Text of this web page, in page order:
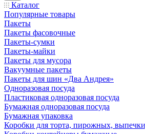
Каталог
Популярные товары
Пакеты
Пакеты фасовочные
Пакеты-сумки
Пакеты-майки
Пакеты для мусора
Вакуумные пакеты
Пакеты для шин «Два Андрея»
Одноразовая посуда
Пластиковая одноразовая посуда
Бумажная одноразовая посуда
Бумажная упаковка
Коробки для торта, пирожных,